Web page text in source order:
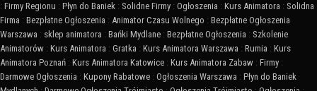
: Firmy Regionu : Płyn do Baniek : Solidne Firmy : Ogłoszenia : Kurs Animatora : Solidna
Firma : Bezpłatne Ogłoszenia : Animator Czasu Wolnego : Bezpłatne Ogłoszenia
Warszawa : sklep animatora : Bańki Mydlane : Bezpłatne Ogłoszenia : Szkolenie
Animatorów : Kurs Animatora : Gratka : Kurs Animatora Warszawa : Rumia : Kurs
Animatora Poznań : Kurs Animatora Katowice : Kurs Animatora Zabaw : Firmy :
Darmowe Ogłoszenia : Kupony Rabatowe : Ogłoszenia Warszawa : Płyn do Baniek